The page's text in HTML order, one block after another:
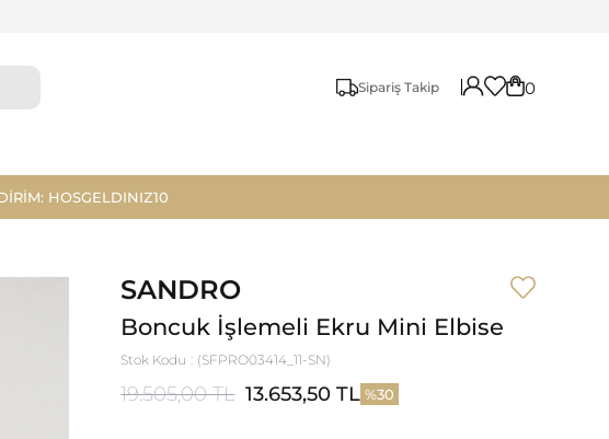
Sipariş Takip 0
HOSGELDINIZ10
SANDRO
Boncuk İşlemeli Ekru Mini Elbise
Stok Kodu (SFPRO03414_11-SN)
19.505,00 TL 13.653,50 TL 30